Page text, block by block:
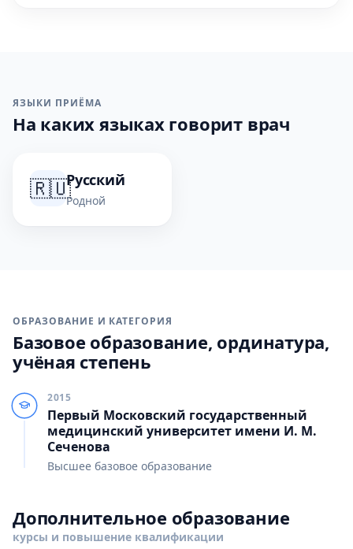
ЯЗЫКИ ПРИЁМА
На каких языках говорит врач
🇷🇺Русский
Родной
ОБРАЗОВАНИЕ И КАТЕГОРИЯ
Базовое образование, ординатура,
учёная степень
2015
Первый Московский государственный
медицинский университет имени И. М.
Сеченова
Высшее базовое образование
Дополнительное образование
курсы и повышение квалификации